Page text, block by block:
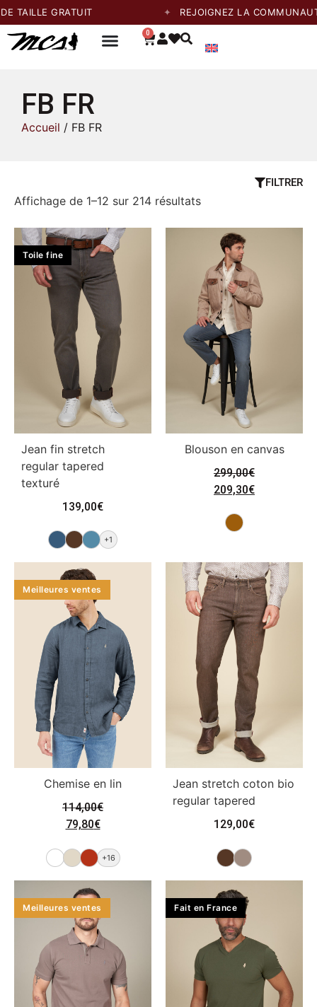
GRATUIT REJOIGNEZ LA COMMUNAUTÉ ET
0
FB FR
Accueil / FB FR
Affichage de 1–12 sur 214 résultats
FILTRER
Toile fine
Jean fin stretch
regular tapered
texturé
139,00€
+1
Blouson en canvas
299,00€
209,30€
Meilleures ventes
Chemise en lin
114,00€
79,80€
+16
Jean stretch coton bio
regular tapered
129,00€
Meilleures ventes Fait en France